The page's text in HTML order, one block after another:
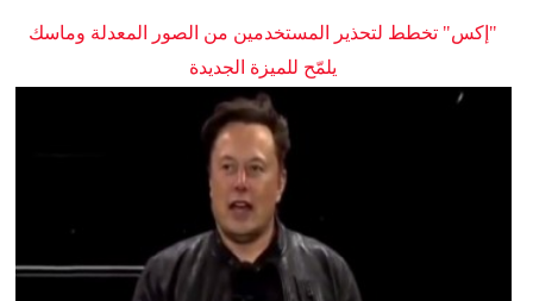
"إكس" تخطط لتحذير المستخدمين من الصور المعدلة وماسك
يلمّح للميزة الجديدة